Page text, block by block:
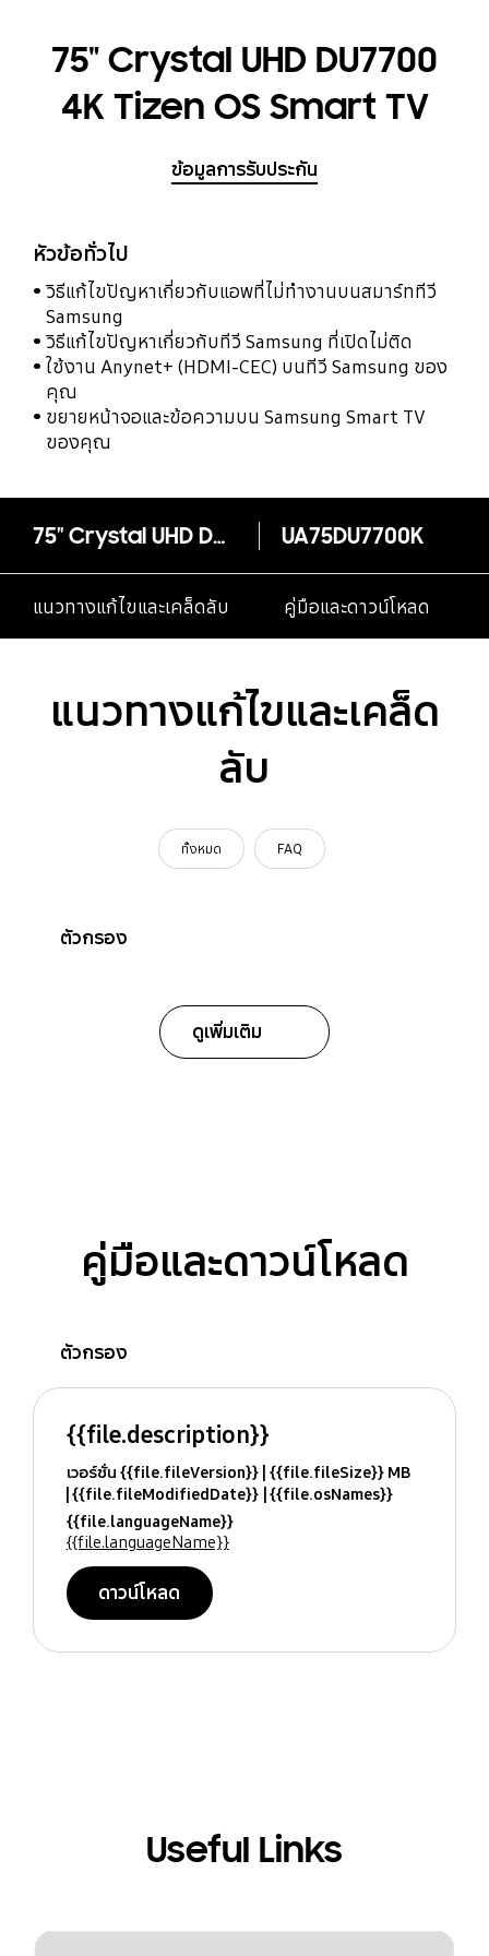
75" Crystal UHD DU7700
4K Tizen OS Smart TV
ข้อมูลการรับประกัน
หัวข้อทั่วไป
วิธีแก้ไขปัญหาเกี่ยวกับแอพที่ไม่ทำงานบนสมาร์ททีวี
Samsung
วิธีแก้ไขปัญหาเกี่ยวกับทีวี Samsung ที่เปิดไม่ติด
ใช้งาน Anynet+ (HDMI-CEC) บนทีวี Samsung ของ
คุณ
ขยายหน้าจอและข้อความบน Samsung Smart TV
ของคุณ
75" Crystal UHD DU7700 4K Tizen OS Smart TV UA75DU7700K
แนวทางแก้ไขและเคล็ดลับ คู่มือและดาวน์โหลด
แนวทางแก้ไขและเคล็ด
ลับ
ทั้งหมด FAQ
ตัวกรอง
ดูเพิ่มเติม
คู่มือและดาวน์โหลด
ตัวกรอง
{{file.description}}
เวอร์ชั่น {{file.fileVersion}} {{file.fileSize}} MB
{{file.fileModifiedDate}} {{file.osNames}}
{{file.languageName}}
{{file.languageName}}
ดาวน์โหลด
Useful Links